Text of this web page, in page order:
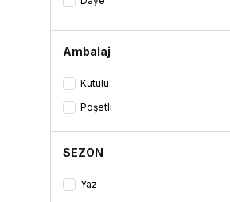
Lacivert - Kırmızı
Lila - Krem
Lila - Pembe
Mavi
Mint Yeşili
Pembe
Mimu
Ambalaj
Kutulu
Poşetli
SEZON
Yaz